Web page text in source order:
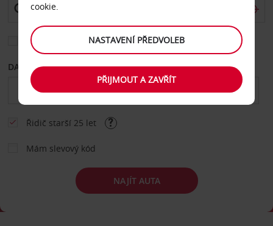
Vyberte si jiné místo vrácení
DATUM OD DATUM DO
Řidič starší 25 let
Mám slevový kód
NAJÍT AUTA
cookie.
NASTAVENÍ PŘEDVOLEB
PŘIJMOUT A ZAVŘÍT